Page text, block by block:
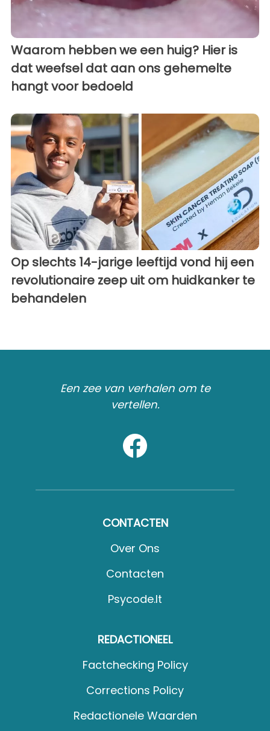
Waarom hebben we een huig? Hier is
dat weefsel dat aan ons gehemelte
hangt voor bedoeld
Op slechts 14-jarige leeftijd vond hij een
revolutionaire zeep uit om huidkanker te
behandelen
Een zee van verhalen om te
vertellen.
CONTACTEN
Over Ons
Contacten
Psycode.it
REDACTIONEEL
Factchecking Policy
Corrections Policy
Redactionele Waarden